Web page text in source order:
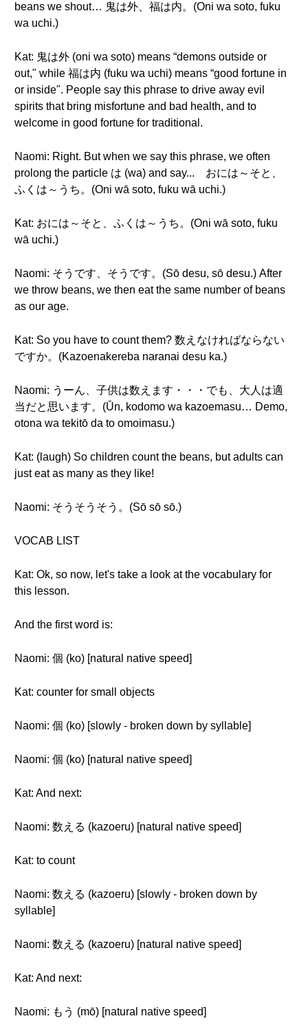
beans we shout… 鬼は外、福は内。(Oni wa soto, fuku
wa uchi.)
Kat: 鬼は外 (oni wa soto) means “demons outside or
out," while 福は内 (fuku wa uchi) means “good fortune in
or inside". People say this phrase to drive away evil
spirits that bring misfortune and bad health, and to
welcome in good fortune for traditional.
Naomi: Right. But when we say this phrase, we often
prolong the particle は (wa) and say... おには～そと、
ふくは～うち。(Oni wā soto, fuku wā uchi.)
Kat: おには～そと、ふくは～うち。(Oni wā soto, fuku
wā uchi.)
Naomi: そうです、そうです。(Sō desu, sō desu.) After
we throw beans, we then eat the same number of beans
as our age.
Kat: So you have to count them? 数えなければならない
ですか。(Kazoenakereba naranai desu ka.)
Naomi: うーん、子供は数えます・・・でも、大人は適
当だと思います。(Ūn, kodomo wa kazoemasu… Demo,
otona wa tekitō da to omoimasu.)
Kat: (laugh) So children count the beans, but adults can
just eat as many as they like!
Naomi: そうそうそう。(Sō sō sō.)
VOCAB LIST
Kat: Ok, so now, let's take a look at the vocabulary for
this lesson.
And the first word is:
Naomi: 個 (ko) [natural native speed]
Kat: counter for small objects
Naomi: 個 (ko) [slowly - broken down by syllable]
Naomi: 個 (ko) [natural native speed]
Kat: And next:
Naomi: 数える (kazoeru) [natural native speed]
Kat: to count
Naomi: 数える (kazoeru) [slowly - broken down by
syllable]
Naomi: 数える (kazoeru) [natural native speed]
Kat: And next:
Naomi: もう (mō) [natural native speed]